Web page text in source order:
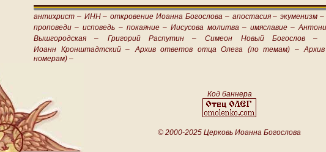
антихрист – ИНН – откровение Иоанна Богослова – апостасия – экуменизм –
проповеди – исповедь – покаяние – Иисусова молитва – имяславие –
Вышгородская –
Григорий Распутин – Симеон Новый Богослов –
Иоанн Кронштадтский –
Архив ответов отца Олега (по темам) –
номерам) –
Код баннера
© 2000-2025 Церковь Иоанна Богослова